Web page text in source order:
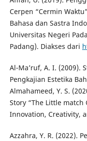
Cerpen “Cermin
Bahasa dan Sastra
Universitas Negeri
Padang). Diakses dari
Al-Ma’ruf, A. I. (2009).
Pengkajian Estetika
Almahameed, Y. S.
Story “The Little
Innovation, Creativity,
Azzahra, Y. R. (2022).